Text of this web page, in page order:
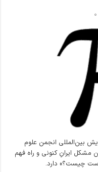
۰
بین‌المللی انجمن علوم
مشکل ایرانِ کنونی و راه فهم
چیست؟» دارد.